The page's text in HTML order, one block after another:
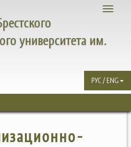
Toggle
университета им.
РУС / ENG